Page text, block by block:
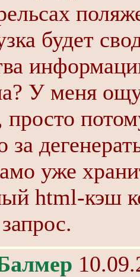
будет
У меня
за
уже
html-кэш